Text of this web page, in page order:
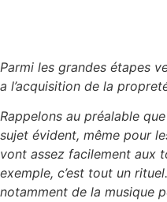
Parmi les grandes étapes
a l’acquisition de la
Rappelons au préalable
sujet évident, même pour
vont assez facilement aux
exemple, c’est tout un
notamment de la musique